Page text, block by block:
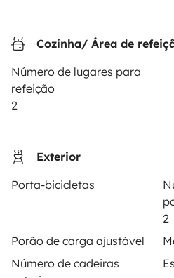
Cozinha/ Área de
Número de lugares para
refeição
2
Exterior
Porta-bicicletas
2
Porão de carga ajustável
Número de cadeiras
Ajuda locatário
PROPRIETÁRIOS
Criar um anúncio
Contrato de aluguer
Seguro de aluguer
Assistências de aluguer